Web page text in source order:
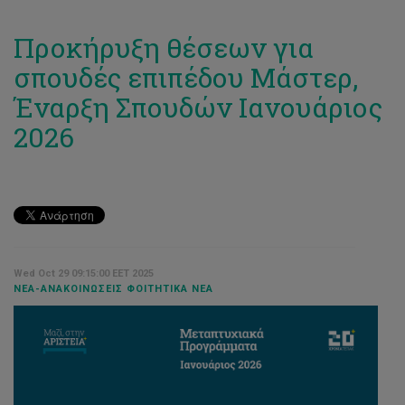
Προκήρυξη θέσεων για
σπουδές επιπέδου Μάστερ,
Έναρξη Σπουδών Ιανουάριος
2026
Wed Oct 29 09:15:00 EET 2025
ΝΈΑ-ΑΝΑΚΟΙΝΏΣΕΙΣ ΦΟΙΤΗΤΙΚΆ ΝΈΑ